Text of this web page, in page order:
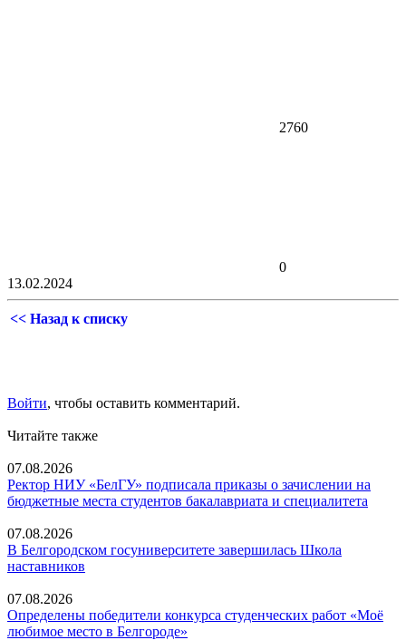
2760
0
13.02.2024
<< Назад к списку
Войти, чтобы оставить комментарий.
Читайте также
07.08.2026
Ректор НИУ «БелГУ» подписала приказы о зачислении на
бюджетные места студентов бакалавриата и специалитета
07.08.2026
В Белгородском госуниверситете завершилась Школа
наставников
07.08.2026
Определены победители конкурса студенческих работ «Моё
любимое место в Белгороде»